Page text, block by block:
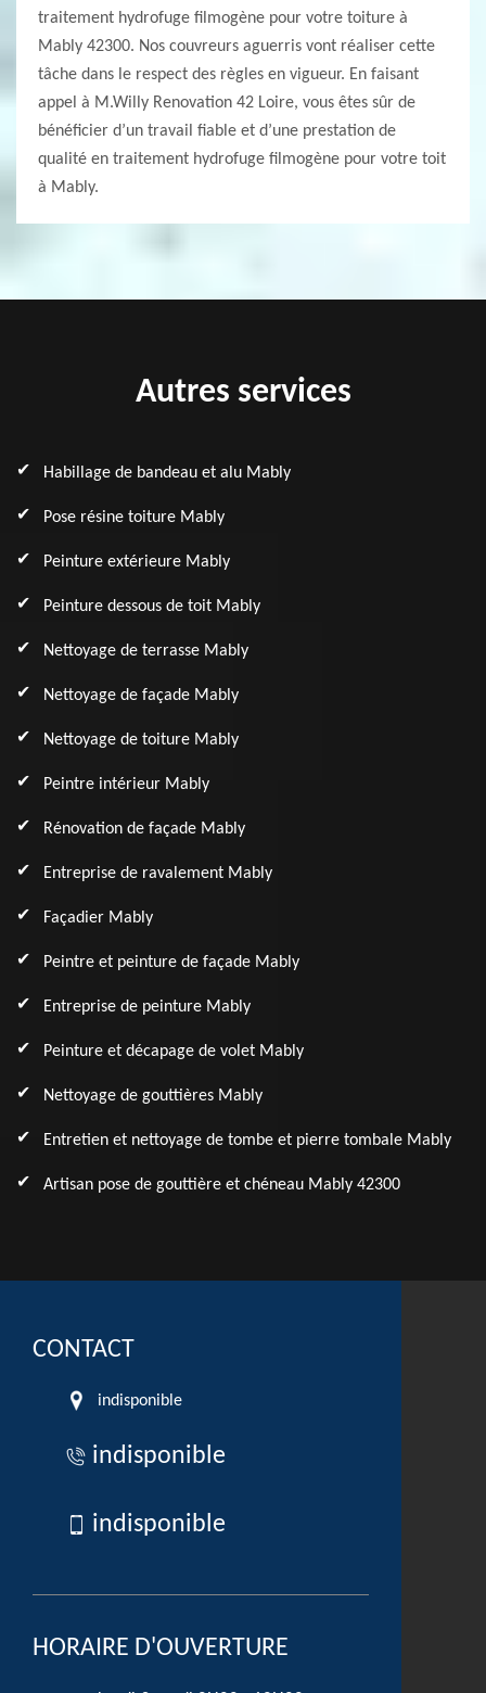
traitement hydrofuge filmogène pour votre toiture à
Mably 42300. Nos couvreurs aguerris vont réaliser cette
tâche dans le respect des règles en vigueur. En faisant
appel à M.Willy Renovation 42 Loire, vous êtes sûr de
bénéficier d’un travail fiable et d’une prestation de
qualité en traitement hydrofuge filmogène pour votre toit
à Mably.
Autres services
Habillage de bandeau et alu Mably
Pose résine toiture Mably
Peinture extérieure Mably
Peinture dessous de toit Mably
Nettoyage de terrasse Mably
Nettoyage de façade Mably
Nettoyage de toiture Mably
Peintre intérieur Mably
Rénovation de façade Mably
Entreprise de ravalement Mably
Façadier Mably
Peintre et peinture de façade Mably
Entreprise de peinture Mably
Peinture et décapage de volet Mably
Nettoyage de gouttières Mably
Entretien et nettoyage de tombe et pierre tombale Mably
Artisan pose de gouttière et chéneau Mably 42300
CONTACT
indisponible
indisponible
indisponible
HORAIRE D'OUVERTURE